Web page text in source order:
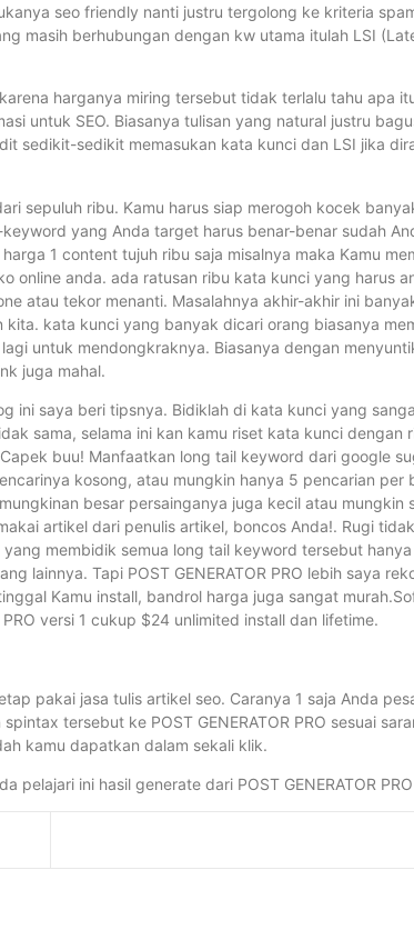
seo friendly nanti justru tergolong ke kriteria
masih berhubungan dengan kw utama itulah LSI
harganya miring tersebut tidak terlalu tahu apa
untuk SEO. Biasanya tulisan yang natural justru
sedikit-sedikit memasukan kata kunci dan LSI jika
sepuluh ribu. Kamu harus siap merogoh kocek
yang Anda target harus benar-benar sudah
1 content tujuh ribu saja misalnya maka Kamu
online anda. ada ratusan ribu kata kunci yang harus
atau tekor menanti. Masalahnya akhir-akhir ini
kata kunci yang banyak dicari orang biasanya
untuk mendongkraknya. Biasanya dengan
juga mahal.
ini saya beri tipsnya. Bidiklah di kata kunci yang
sama, selama ini kan kamu riset kata kunci dengan
buu! Manfaatkan long tail keyword dari google
kosong, atau mungkin hanya 5 pencarian per
besar persainganya juga kecil atau mungkin
artikel dari penulis artikel, boncos Anda!. Rugi
membidik semua long tail keyword tersebut
lainnya. Tapi POST GENERATOR PRO lebih saya
Kamu install, bandrol harga juga sangat
versi 1 cukup $24 unlimited install dan lifetime.
pakai jasa tulis artikel seo. Caranya 1 saja Anda
tersebut ke POST GENERATOR PRO sesuai
kamu dapatkan dalam sekali klik.
ini hasil generate dari POST GENERATOR